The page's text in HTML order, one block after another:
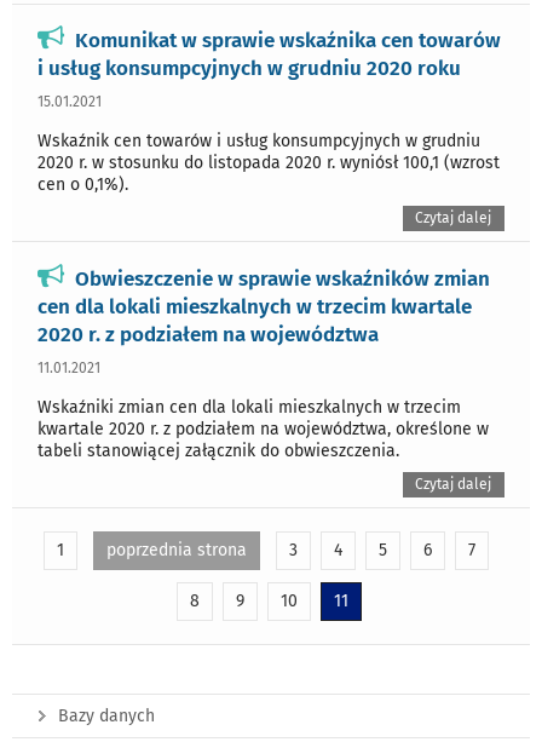
Komunikat w sprawie wskaźnika cen towarów
i usług konsumpcyjnych w grudniu 2020 roku
15.01.2021
Wskaźnik cen towarów i usług konsumpcyjnych w grudniu
2020 r. w stosunku do listopada 2020 r. wyniósł 100,1 (wzrost
cen o 0,1%).
Czytaj dalej
Obwieszczenie w sprawie wskaźników zmian
cen dla lokali mieszkalnych w trzecim kwartale
2020 r. z podziałem na województwa
11.01.2021
Wskaźniki zmian cen dla lokali mieszkalnych w trzecim
kwartale 2020 r. z podziałem na województwa, określone w
tabeli stanowiącej załącznik do obwieszczenia.
Czytaj dalej
1 poprzednia strona 3 4 5 6 7
8 9 10 11
Bazy danych